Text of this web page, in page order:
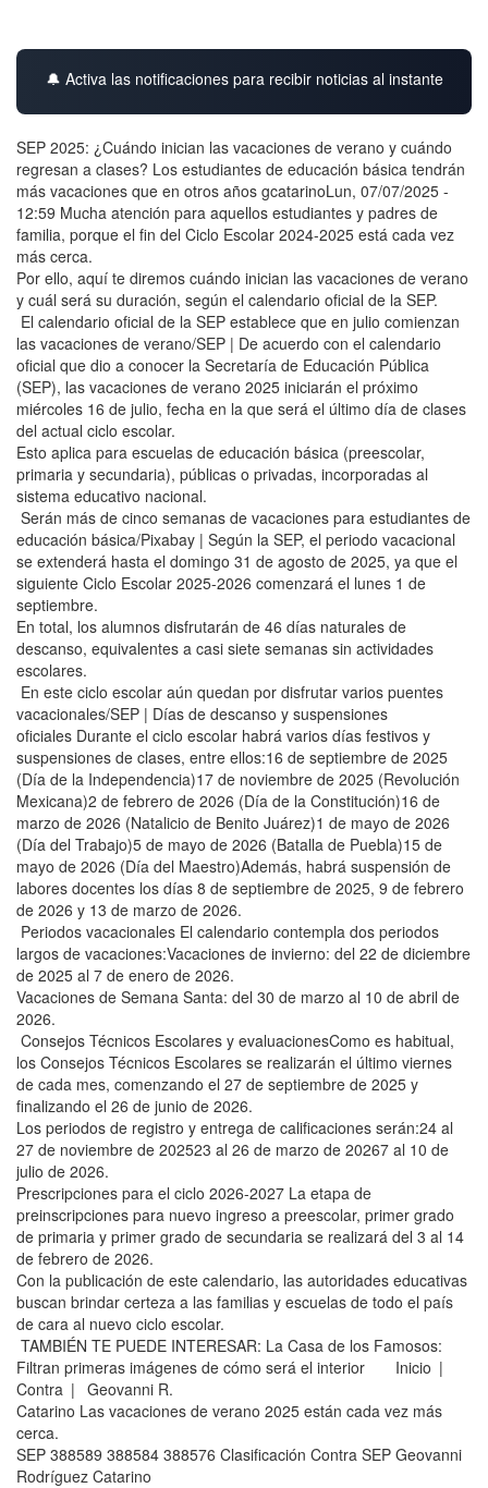
🔔 Activa las notificaciones para recibir noticias al instante
SEP 2025: ¿Cuándo inician las vacaciones de verano y cuándo
regresan a clases? Los estudiantes de educación básica tendrán
más vacaciones que en otros años gcatarinoLun, 07/07/2025 -
12:59 Mucha atención para aquellos estudiantes y padres de
familia, porque el fin del Ciclo Escolar 2024-2025 está cada vez
más cerca.
Por ello, aquí te diremos cuándo inician las vacaciones de verano
y cuál será su duración, según el calendario oficial de la SEP.
El calendario oficial de la SEP establece que en julio comienzan
las vacaciones de verano/SEP | De acuerdo con el calendario
oficial que dio a conocer la Secretaría de Educación Pública
(SEP), las vacaciones de verano 2025 iniciarán el próximo
miércoles 16 de julio, fecha en la que será el último día de clases
del actual ciclo escolar.
Esto aplica para escuelas de educación básica (preescolar,
primaria y secundaria), públicas o privadas, incorporadas al
sistema educativo nacional.
Serán más de cinco semanas de vacaciones para estudiantes de
educación básica/Pixabay | Según la SEP, el periodo vacacional
se extenderá hasta el domingo 31 de agosto de 2025, ya que el
siguiente Ciclo Escolar 2025-2026 comenzará el lunes 1 de
septiembre.
En total, los alumnos disfrutarán de 46 días naturales de
descanso, equivalentes a casi siete semanas sin actividades
escolares.
En este ciclo escolar aún quedan por disfrutar varios puentes
vacacionales/SEP | Días de descanso y suspensiones
oficiales Durante el ciclo escolar habrá varios días festivos y
suspensiones de clases, entre ellos:16 de septiembre de 2025
(Día de la Independencia)17 de noviembre de 2025 (Revolución
Mexicana)2 de febrero de 2026 (Día de la Constitución)16 de
marzo de 2026 (Natalicio de Benito Juárez)1 de mayo de 2026
(Día del Trabajo)5 de mayo de 2026 (Batalla de Puebla)15 de
mayo de 2026 (Día del Maestro)Además, habrá suspensión de
labores docentes los días 8 de septiembre de 2025, 9 de febrero
de 2026 y 13 de marzo de 2026.
Periodos vacacionales El calendario contempla dos periodos
largos de vacaciones:Vacaciones de invierno: del 22 de diciembre
de 2025 al 7 de enero de 2026.
Vacaciones de Semana Santa: del 30 de marzo al 10 de abril de
2026.
Consejos Técnicos Escolares y evaluacionesComo es habitual,
los Consejos Técnicos Escolares se realizarán el último viernes
de cada mes, comenzando el 27 de septiembre de 2025 y
finalizando el 26 de junio de 2026.
Los periodos de registro y entrega de calificaciones serán:24 al
27 de noviembre de 202523 al 26 de marzo de 20267 al 10 de
julio de 2026.
Prescripciones para el ciclo 2026-2027 La etapa de
preinscripciones para nuevo ingreso a preescolar, primer grado
de primaria y primer grado de secundaria se realizará del 3 al 14
de febrero de 2026.
Con la publicación de este calendario, las autoridades educativas
buscan brindar certeza a las familias y escuelas de todo el país
de cara al nuevo ciclo escolar.
TAMBIÉN TE PUEDE INTERESAR: La Casa de los Famosos:
Filtran primeras imágenes de cómo será el interior Inicio |
Contra | Geovanni R.
Catarino Las vacaciones de verano 2025 están cada vez más
cerca.
SEP 388589 388584 388576 Clasificación Contra SEP Geovanni
Rodríguez Catarino